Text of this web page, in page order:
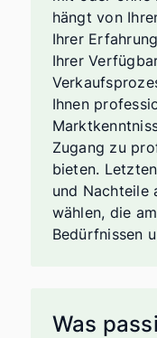
besten
Fall zu
Investment zu
hängt von
Ihrer
Ihrer
Ihnen
Zugang zu
bieten.
und Nachteile
wählen, die
Bedürfnissen
Was